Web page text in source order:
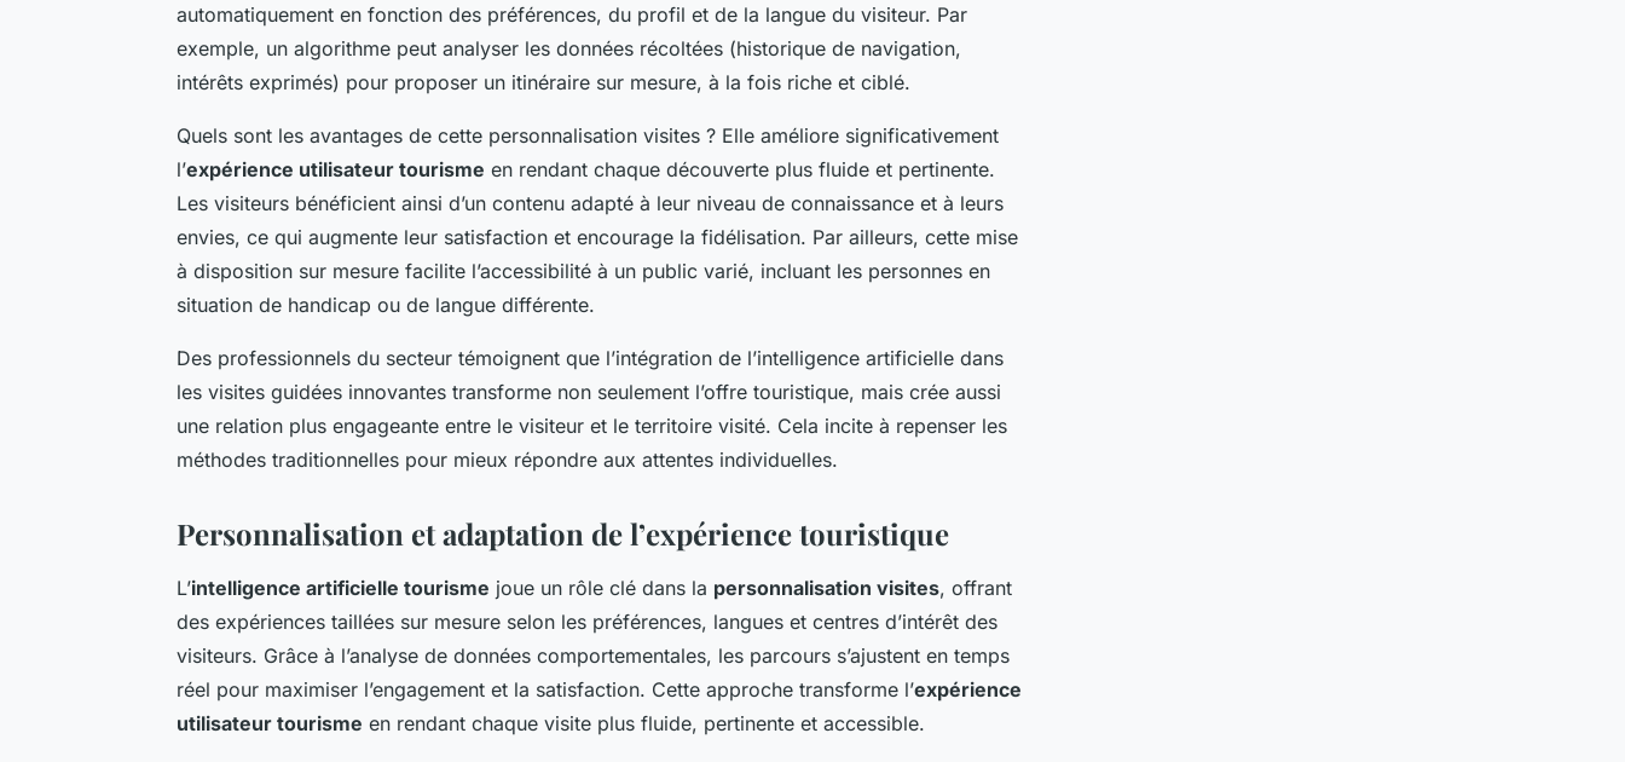
automatiquement en fonction des préférences, du profil et de la langue du visiteur. Par
exemple, un algorithme peut analyser les données récoltées (historique de navigation,
intérêts exprimés) pour proposer un itinéraire sur mesure, à la fois riche et ciblé.
Quels sont les avantages de cette personnalisation visites ? Elle améliore significativement
l’expérience utilisateur tourisme en rendant chaque découverte plus fluide et pertinente.
Les visiteurs bénéficient ainsi d’un contenu adapté à leur niveau de connaissance et à leurs
envies, ce qui augmente leur satisfaction et encourage la fidélisation. Par ailleurs, cette mise
à disposition sur mesure facilite l’accessibilité à un public varié, incluant les personnes en
situation de handicap ou de langue différente.
Des professionnels du secteur témoignent que l’intégration de l’intelligence artificielle dans
les visites guidées innovantes transforme non seulement l’offre touristique, mais crée aussi
une relation plus engageante entre le visiteur et le territoire visité. Cela incite à repenser les
méthodes traditionnelles pour mieux répondre aux attentes individuelles.
Personnalisation et adaptation de l’expérience touristique
L’intelligence artificielle tourisme joue un rôle clé dans la personnalisation visites, offrant
des expériences taillées sur mesure selon les préférences, langues et centres d’intérêt des
visiteurs. Grâce à l’analyse de données comportementales, les parcours s’ajustent en temps
réel pour maximiser l’engagement et la satisfaction. Cette approche transforme l’expérience
utilisateur tourisme en rendant chaque visite plus fluide, pertinente et accessible.